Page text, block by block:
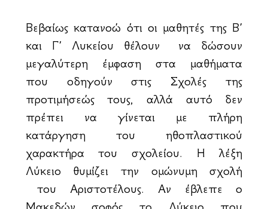
Βεβαίως κατανοώ ότι οι μαθητές της Β΄
και Γ΄ Λυκείου θέλουν να δώσουν
μεγαλύτερη έμφαση στα μαθήματα
που οδηγούν στις Σχολές της
προτιμήσεώς τους, αλλά αυτό δεν
πρέπει να γίνεται με πλήρη
κατάργηση του ηθοπλαστικού
χαρακτήρα του σχολείου. Η λέξη
Λύκειο θυμίζει την ομώνυμη σχολή
του Αριστοτέλους. Αν έβλεπε ο